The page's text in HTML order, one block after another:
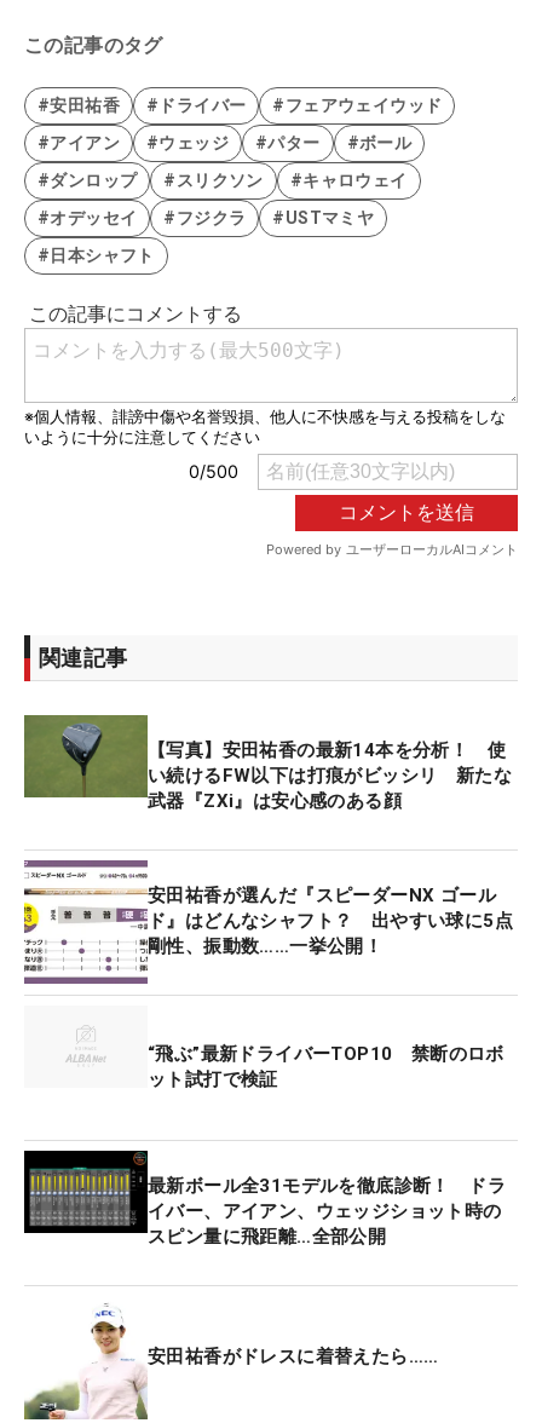
この記事のタグ
#安田祐香 #ドライバー
#フェアウェイウッド
#アイアン
#ウェッジ #パター
#ボール
#ダンロップ
#スリクソン
#キャロウェイ
#オデッセイ
#フジクラ
#USTマミヤ
#日本シャフト
関連記事
【写真】安田祐香の最新14本を分析！ 使
い続けるFW以下は打痕がビッシリ 新たな
武器『ZXi』は安心感のある顔
安田祐香が選んだ『スピーダーNX ゴール
ド』はどんなシャフト？ 出やすい球に5点
剛性、振動数……一挙公開！
“飛ぶ”最新ドライバーTOP10 禁断のロボ
ット試打で検証
最新ボール全31モデルを徹底診断！ ドラ
イバー、アイアン、ウェッジショット時の
スピン量に飛距離…全部公開
安田祐香がドレスに着替えたら……